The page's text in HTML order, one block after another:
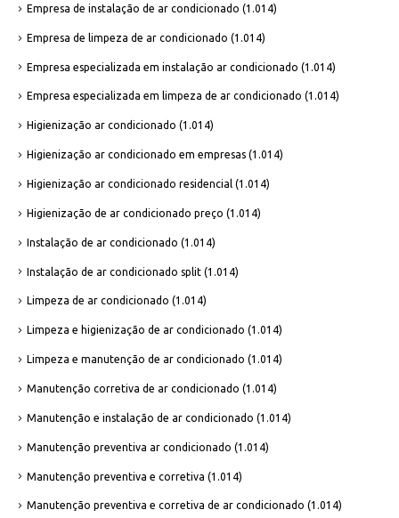
Empresa de instalação de ar condicionado (1.014)
Empresa de limpeza de ar condicionado (1.014)
Empresa especializada em instalação ar condicionado (1.014)
Empresa especializada em limpeza de ar condicionado (1.014)
Higienização ar condicionado (1.014)
Higienização ar condicionado em empresas (1.014)
Higienização ar condicionado residencial (1.014)
Higienização de ar condicionado preço (1.014)
Instalação de ar condicionado (1.014)
Instalação de ar condicionado split (1.014)
Limpeza de ar condicionado (1.014)
Limpeza e higienização de ar condicionado (1.014)
Limpeza e manutenção de ar condicionado (1.014)
Manutenção corretiva de ar condicionado (1.014)
Manutenção e instalação de ar condicionado (1.014)
Manutenção preventiva ar condicionado (1.014)
Manutenção preventiva e corretiva (1.014)
Manutenção preventiva e corretiva de ar condicionado (1.014)